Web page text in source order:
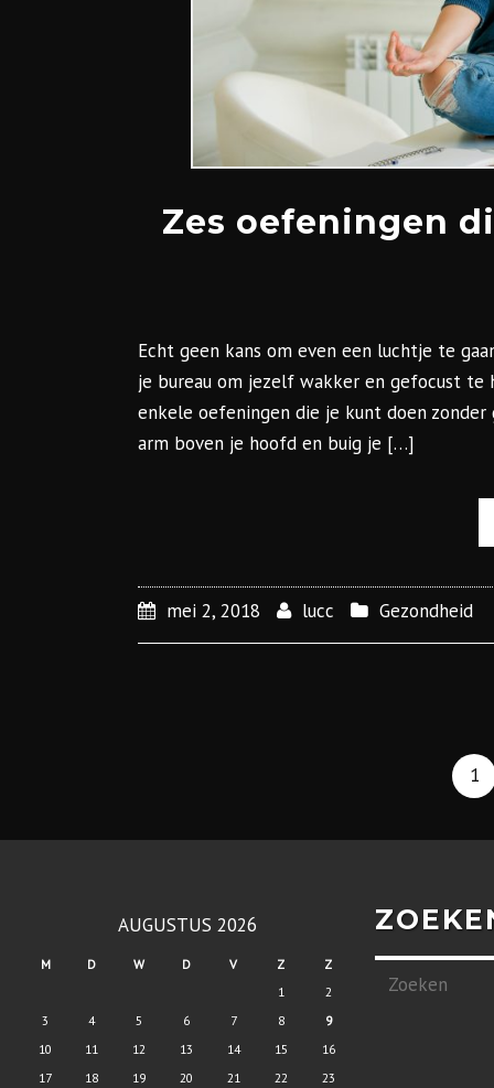
Zes oefeningen
Echt geen kans om even een luchtje te
je bureau om jezelf wakker en gefocust te
enkele oefeningen die je kunt doen
arm boven je hoofd en buig je […]
mei 2, 2018 lucc Gezondheid
1
AUGUSTUS 2026
M D W D V Z
Z
1
2
3
4 5 6 7 8
9
10
11 12 13 14 15
16
17
18 19 20 21 22
23